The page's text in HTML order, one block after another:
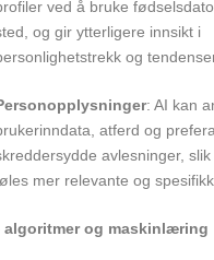
ved å bruke
og gir ytterligere innsikt i
og
: AI kan
atferd og
avlesninger,
mer relevante og
algoritmer og maskinlæring